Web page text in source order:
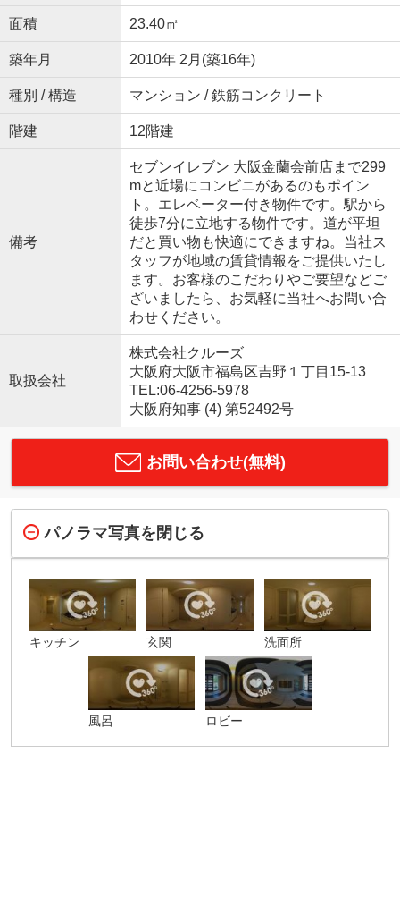
面積 23.40㎡
築年月 2010年 2月(築16年)
種別 / 構造 マンション / 鉄筋コンクリート
階建 12階建
備考
セブンイレブン 大阪金蘭会前店まで299
mと近場にコンビニがあるのもポイン
ト。エレベーター付き物件です。駅から
徒歩7分に立地する物件です。道が平坦
だと買い物も快適にできますね。当社ス
タッフが地域の賃貸情報をご提供いたし
ます。お客様のこだわりやご要望などご
ざいましたら、お気軽に当社へお問い合
わせください。
取扱会社
株式会社クルーズ
大阪府大阪市福島区吉野１丁目15-13
TEL:06-4256-5978
大阪府知事 (4) 第52492号
お問い合わせ(無料)
パノラマ写真を閉じる
キッチン 玄関 洗面所
風呂 ロビー